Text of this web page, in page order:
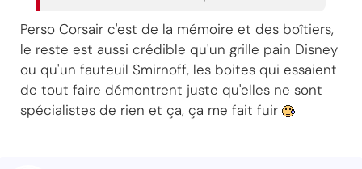
Perso Corsair c'est de la mémoire et des boîtiers,
le reste est aussi crédible qu'un grille pain Disney
ou qu'un fauteuil Smirnoff, les boites qui essaient
de tout faire démontrent juste qu'elles ne sont
spécialistes de rien et ça, ça me fait fuir